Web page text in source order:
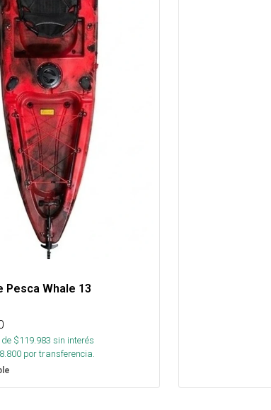
Pesca Whale 13
$119.983 sin interés
por transferencia.